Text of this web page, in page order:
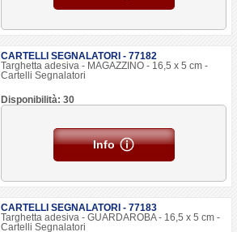
CARTELLI SEGNALATORI - 77182
Targhetta adesiva - MAGAZZINO - 16,5 x 5 cm -
Cartelli Segnalatori
Disponibilità: 30
Info
CARTELLI SEGNALATORI - 77183
Targhetta adesiva - GUARDAROBA - 16,5 x 5 cm -
Cartelli Segnalatori